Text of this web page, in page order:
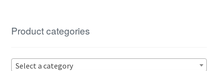
Product categories
Select a category